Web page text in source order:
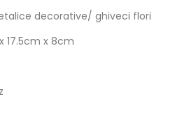
decorative/ ghiveci flori
17.5cm x 8cm